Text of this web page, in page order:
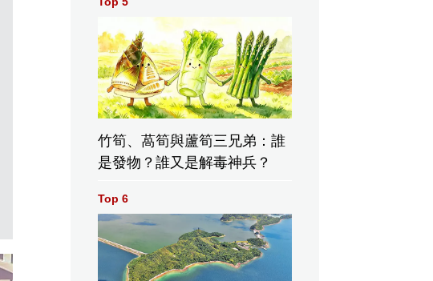
陳曉華（本網記者攝）
竹筍、萵筍與蘆筍三兄弟：誰
是發物？誰又是解毒神兵？
Top 6